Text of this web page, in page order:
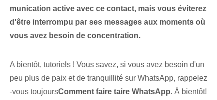
munication active avec ce contact, mais vous éviterez
d'être interrompu par ses messages aux moments où
vous avez besoin de concentration.
A bientôt, tutoriels ! Vous savez, si vous avez besoin d'un
peu plus de paix et de tranquillité sur WhatsApp, rappelez
-vous toujoursComment faire taire WhatsApp. À bientôt!